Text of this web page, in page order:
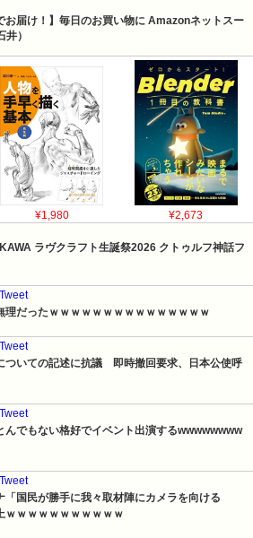
お届け！】毎日のお買い物に Amazonネットスー
）
¥1,980 ¥2,673
ラヴクラフト生誕祭2026 クトゥルフ神話フ
理だったｗｗｗｗｗｗｗｗｗｗｗｗｗｗｗ
ついての記述に抗議　即時撤回要求、日本公使呼
んでもない格好でイベント出演するwwwwwwww
「国民が勝手に我々取材陣にカメラを向ける
ｗｗｗｗｗｗｗｗｗｗ